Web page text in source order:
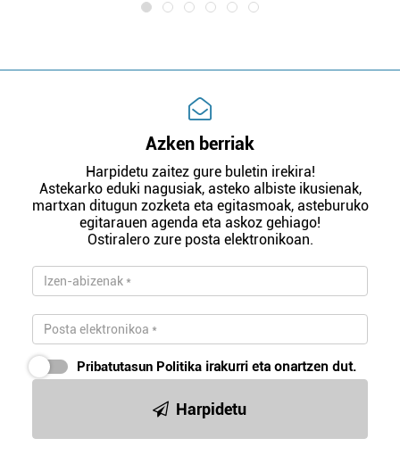
Azken berriak
Harpidetu zaitez gure buletin irekira!
Astekarko eduki nagusiak, asteko albiste ikusienak,
martxan ditugun zozketa eta egitasmoak, asteburuko
egitarauen agenda eta askoz gehiago!
Ostiralero zure posta elektronikoan.
Pribatutasun Politika irakurri eta onartzen dut.
Harpidetu